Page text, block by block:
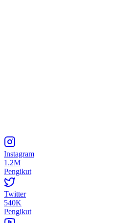
Instagram
1.2M
Pengikut
Twitter
540K
Pengikut